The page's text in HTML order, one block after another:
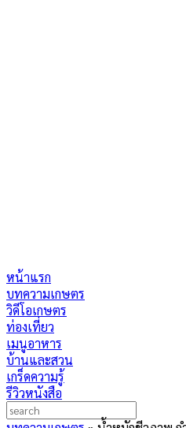
หน้าแรก
บทความเกษตร
วิดีโอเกษตร
ท่องเที่ยว
เมนูอาหาร
บ้านและสวน
เกร็ดความรู้
รีวิวหนังสือ